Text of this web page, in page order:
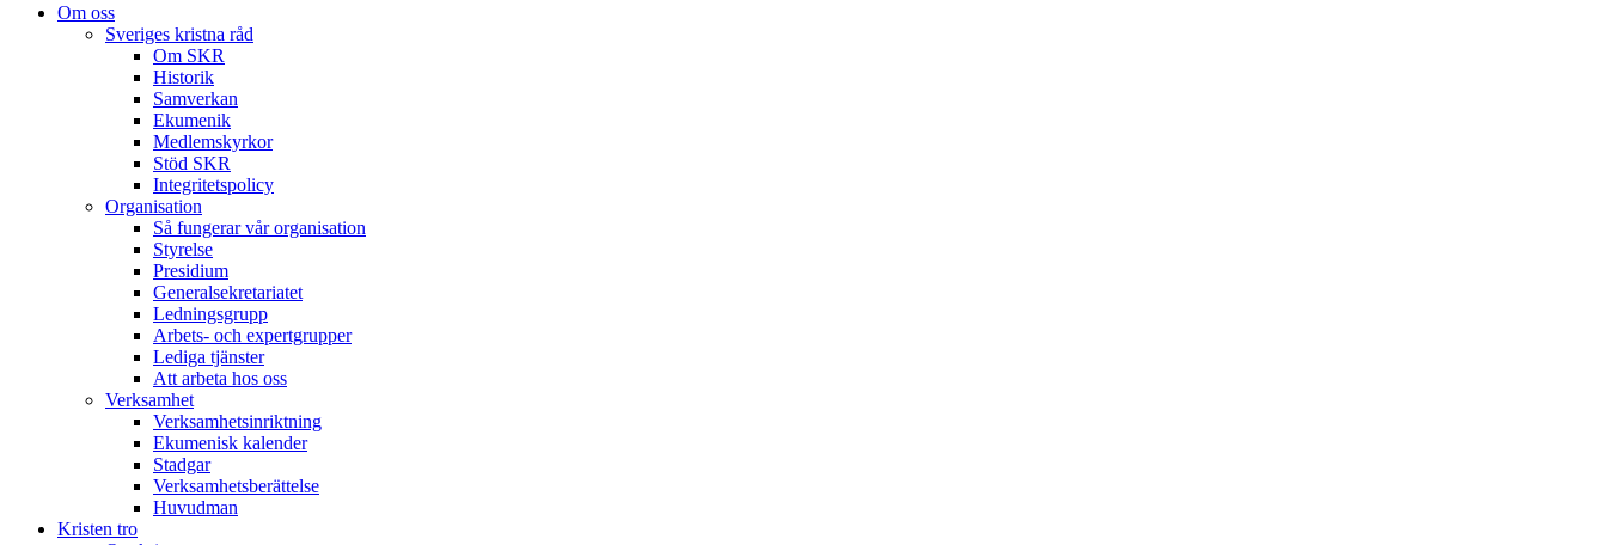
Om oss
Sveriges kristna råd
Om SKR
Historik
Samverkan
Ekumenik
Medlemskyrkor
Stöd SKR
Integritetspolicy
Organisation
Så fungerar vår organisation
Styrelse
Presidium
Generalsekretariatet
Ledningsgrupp
Arbets- och expertgrupper
Lediga tjänster
Att arbeta hos oss
Verksamhet
Verksamhetsinriktning
Ekumenisk kalender
Stadgar
Verksamhetsberättelse
Huvudman
Kristen tro